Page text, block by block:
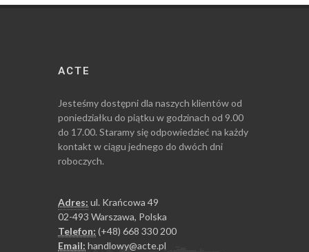
ACTE
Jesteśmy dostępni dla naszych klientów od
poniedziałku do piątku w godzinach od 9.00
do 17.00. Staramy się odpowiedzieć na każdy
kontakt w ciągu jednego do dwóch dni
roboczych.
Adres: ul. Krańcowa 49
02-493 Warszawa, Polska
Telefon: (+48) 668 330 200
Email: handlowy@acte.pl